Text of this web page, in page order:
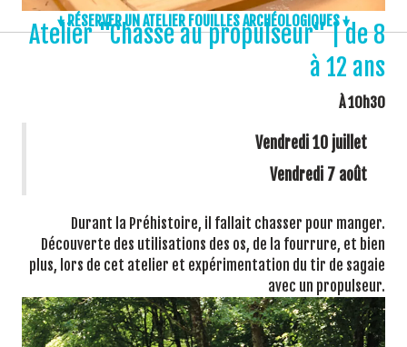
↓ RÉSERVER UN ATELIER FOUILLES ARCHÉOLOGIQUES ↓
Atelier "Chasse au propulseur" | de 8
à 12 ans
À 10h30
Vendredi 10 juillet
Vendredi 7 août
Durant la Préhistoire, il fallait chasser pour manger.
Découverte des utilisations des os, de la fourrure, et bien
plus, lors de cet atelier et expérimentation du tir de sagaie
avec un propulseur.